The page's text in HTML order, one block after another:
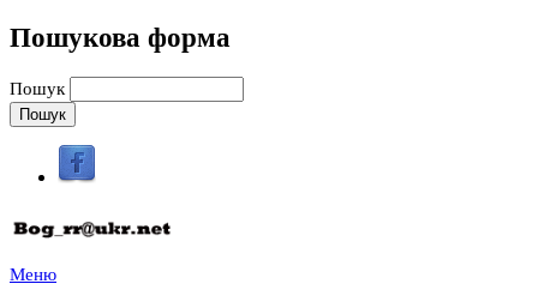
Пошукова форма
Пошук
Меню